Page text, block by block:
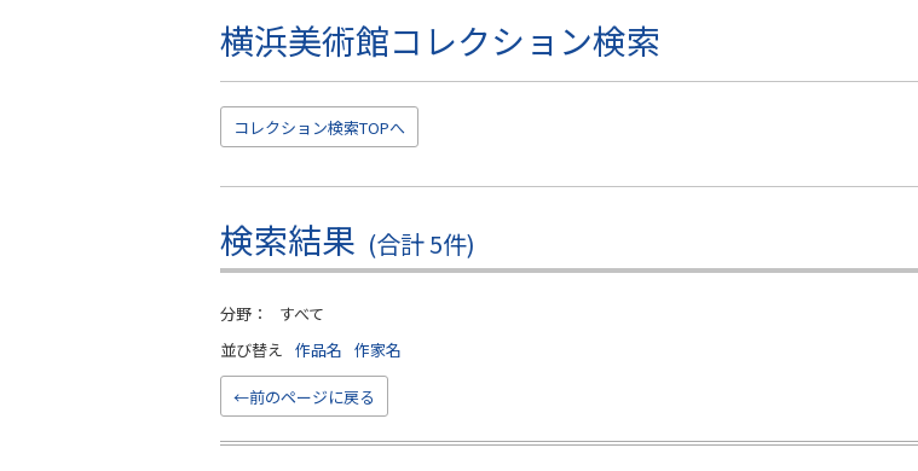
横浜美術館コレクション検索
コレクション検索TOPへ
検索結果 (合計 5件)
分野：
すべて
並び替え 作品名 作家名
←前のページに戻る